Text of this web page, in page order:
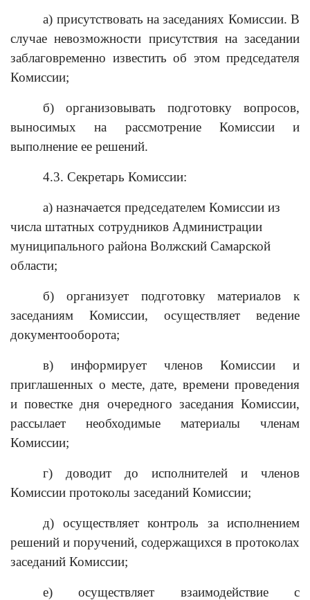
а) присутствовать на заседаниях Комиссии. В
случае невозможности присутствия на заседании
заблаговременно известить об этом председателя
Комиссии;
б) организовывать подготовку вопросов,
выносимых на рассмотрение Комиссии и
выполнение ее решений.
4.3. Секретарь Комиссии:
а) назначается председателем Комиссии из
числа штатных сотрудников Администрации
муниципального района Волжский Самарской
области;
б) организует подготовку материалов к
заседаниям Комиссии, осуществляет ведение
документооборота;
в) информирует членов Комиссии и
приглашенных о месте, дате, времени проведения
и повестке дня очередного заседания Комиссии,
рассылает необходимые материалы членам
Комиссии;
г) доводит до исполнителей и членов
Комиссии протоколы заседаний Комиссии;
д) осуществляет контроль за исполнением
решений и поручений, содержащихся в протоколах
заседаний Комиссии;
е) осуществляет взаимодействие с